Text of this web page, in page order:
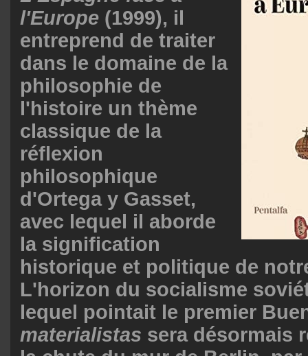
l'Europe (1999), il
entreprend de traiter
dans le domaine de la
philosophie de
l'histoire un thème
classique de la
réflexion
philosophique
d'Ortega y Gasset,
avec lequel il aborde
la signification
historique et politique de
L'horizon du socialisme
lequel pointait le premier
materialistas sera désormais